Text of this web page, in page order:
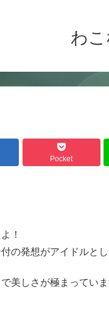
わ
Pocket
！
の発想がアイドルと
美しさが極まっていま